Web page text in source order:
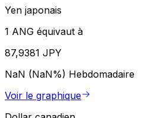
Yen japonais
1 ANG équivaut à
87,9381 JPY
NaN (NaN%) Hebdomadaire
Voir le graphique